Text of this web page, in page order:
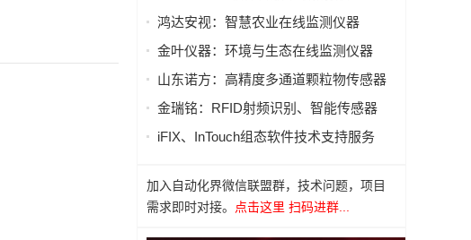
鸿达安视：智慧农业在线监测仪器
金叶仪器：环境与生态在线监测仪器
山东诺方：高精度多通道颗粒物传感器
金瑞铭：RFID射频识别、智能传感器
iFIX、InTouch组态软件技术支持服务
加入自动化界微信联盟群，技术问题，项目
需求即时对接。
点击这里 扫码进群...